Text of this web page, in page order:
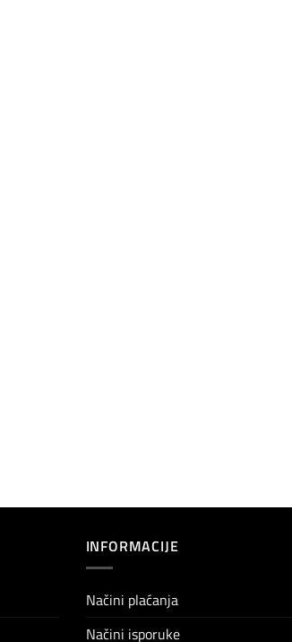
INFORMACIJE
Načini plaćanja
Načini isporuke